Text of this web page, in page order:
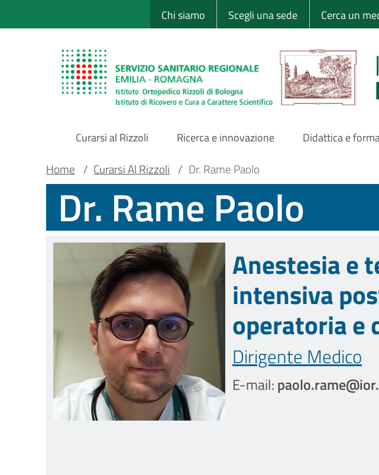
al
Sito Web Istituto
Chi siamo Scegli una sede Cerca un
Main
Navigation
Curarsi al Rizzoli Ricerca e innovazione Didattica e
Main container
Briciole
pane
Home / Curarsi Al Rizzoli / Dr. Rame Paolo
Dr. Rame Paolo
Anestesia e
intensiva
operatoria e
Dirigente Medico
E-mail: